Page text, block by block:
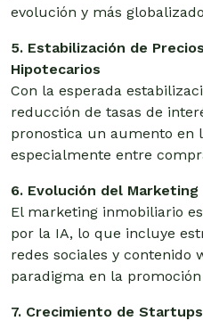
evolución y más
5. Estabilización de
Hipotecarios
Con la esperada
reducción de tasas de
pronostica un aumento en
especialmente entre
6. Evolución del
El marketing inmobiliario
por la IA, lo que incluye
redes sociales y contenido
paradigma en la
7. Crecimiento de